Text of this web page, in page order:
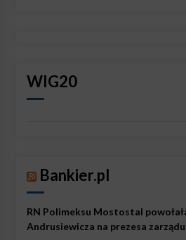
WIG20
Bankier.pl
RN Polimeksu Mostostal
Andrusiewicza na prezesa